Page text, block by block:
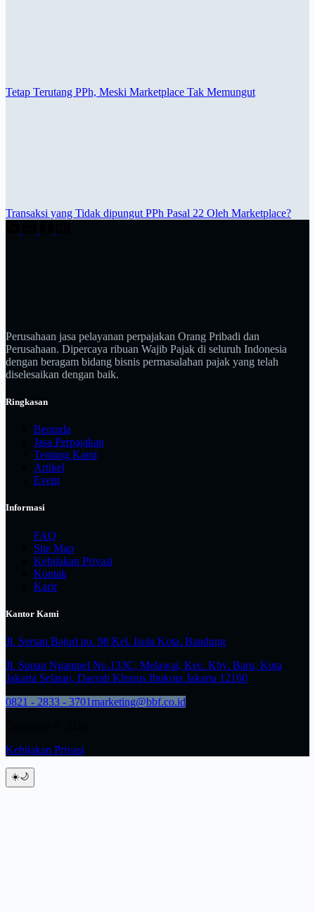
Tetap Terutang PPh, Meski Marketplace Tak Memungut
Transaksi yang Tidak dipungut PPh Pasal 22 Oleh Marketplace?
Perusahaan jasa pelayanan perpajakan Orang Pribadi dan
Perusahaan. Dipercaya ribuan Wajib Pajak di seluruh Indonesia
dengan beragam bidang bisnis permasalahan pajak yang telah
diselesaikan dengan baik.
Ringkasan
Beranda
Jasa Perpajakan
Tentang Kami
Artikel
Event
Informasi
FAQ
Site Map
Kebijakan Privasi
Kontak
Karir
Kantor Kami
Jl. Sersan Bajuri no. 98 Kel. Isola Kota. Bandung
Jl. Sunan Ngampel No.133C, Melawai, Kec. Kby. Baru, Kota
Jakarta Selatan, Daerah Khusus Ibukota Jakarta 12160
0821 - 2833 - 3701marketing@bbf.co.id
Kebijakan Privasi
☀️🌙